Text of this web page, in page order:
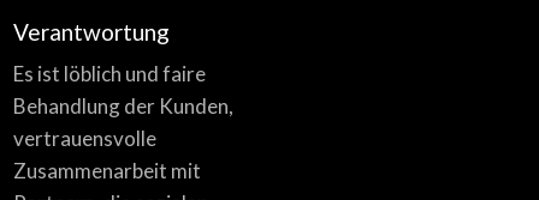
Verantwortung
Es ist löblich und faire
Behandlung der Kunden,
vertrauensvolle
Zusammenarbeit mit